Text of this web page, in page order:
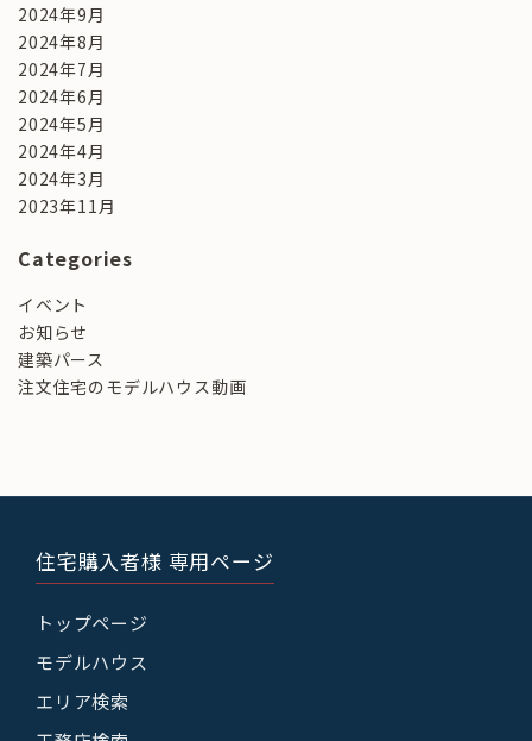
2024年9月
2024年8月
2024年7月
2024年6月
2024年5月
2024年4月
2024年3月
2023年11月
Categories
イベント
お知らせ
建築パース
注文住宅のモデルハウス動画
住宅購入者様 専用ページ
トップページ
モデルハウス
エリア検索